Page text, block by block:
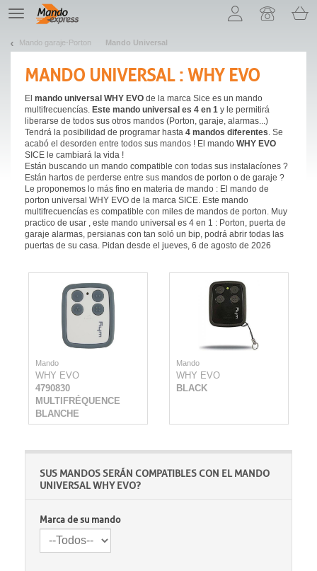
TE
navigation
Mando garaje-Porton Mando Universal
MANDO UNIVERSAL : WHY EVO
El mando universal WHY EVO de la marca Sice es un mando
multifrecuencías. Este mando universal es 4 en 1 y le permitirá
liberarse de todos sus otros mandos (Porton, garaje, alarmas...)
Tendrá la posibilidad de programar hasta 4 mandos diferentes. Se
acabó el desorden entre todos sus mandos ! El mando WHY EVO
SICE le cambiará la vida !
Están buscando un mando compatible con todas sus instalacíones ?
Están hartos de perderse entre sus mandos de porton o de garaje ?
Le proponemos lo más fino en materia de mando : El mando de
porton universal WHY EVO de la marca SICE. Este mando
multifrecuencías es compatible con miles de mandos de porton. Muy
practico de usar , este mando universal es 4 en 1 : Porton, puerta de
garaje alarmas, persianas con tan soló un bip, podrá abrir todas las
puertas de su casa. Pidan desde el jueves, 6 de agosto de 2026
Mando
WHY EVO
4790830
MULTIFRÉQUENCE
BLANCHE
Mando
WHY EVO
BLACK
SUS MANDOS SERÁN COMPATIBLES CON EL MANDO
UNIVERSAL WHY EVO ?
Marca de su mando
¡Permítenos presentarte nuestras cookies!